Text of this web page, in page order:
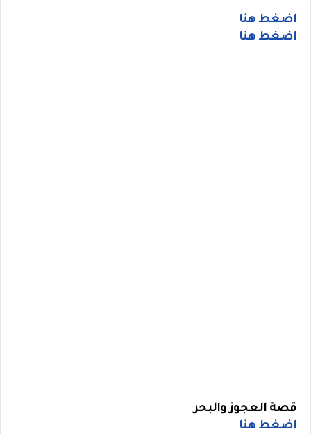
اضغط هنا
اضغط هنا
قصة العجوز والبحر
اضغط هنا